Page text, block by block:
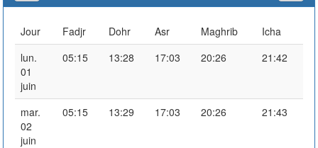
Jour Fadjr Dohr Asr Maghrib
Icha
lun.
01
juin
05:15 13:28 17:03 20:26 21:42
mar.
02
juin
05:15 13:29 17:03 20:26 21:43